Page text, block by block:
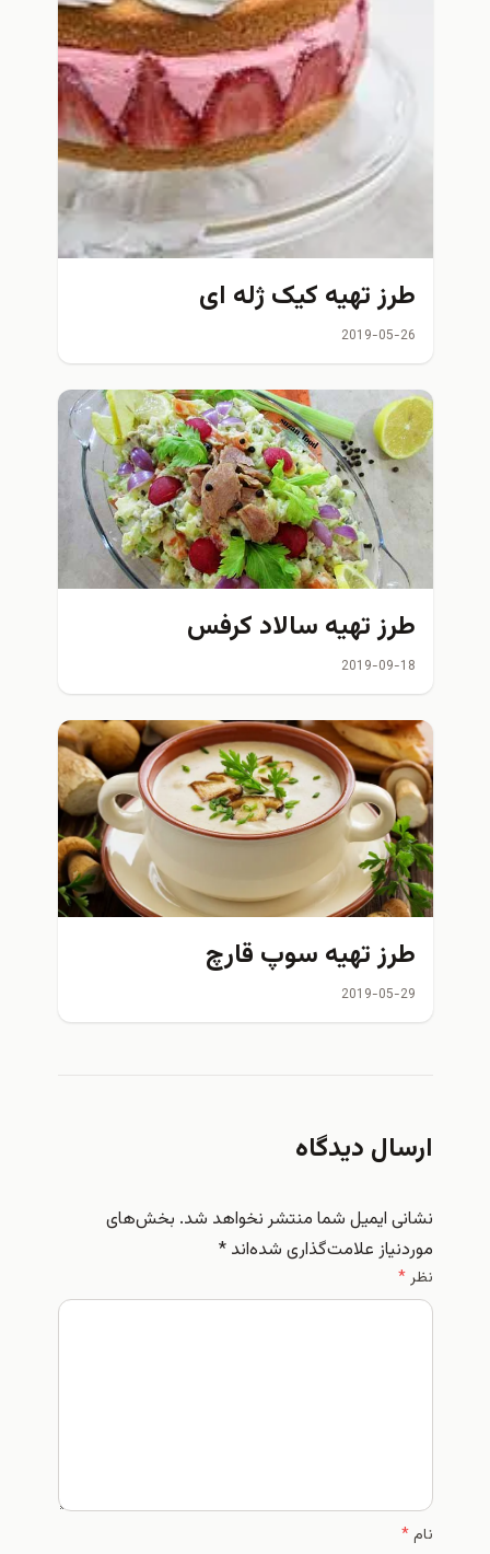
طرز تهیه کیک ژله ای
2019-05-26
طرز تهیه سالاد کرفس
2019-09-18
طرز تهیه سوپ قارچ
2019-05-29
ارسال دیدگاه
نشانی ایمیل شما منتشر نخواهد شد. بخش‌های
موردنیاز علامت‌گذاری شده‌اند*
نظر*
نام*